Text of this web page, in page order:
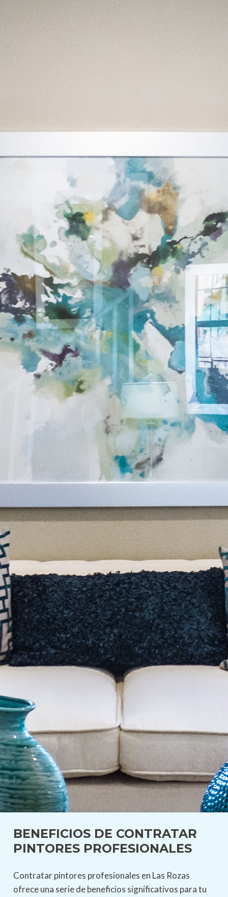
BENEFICIOS DE CONTRATAR
PINTORES PROFESIONALES
Contratar pintores profesionales en Las Rozas
ofrece una serie de beneficios significativos para tu